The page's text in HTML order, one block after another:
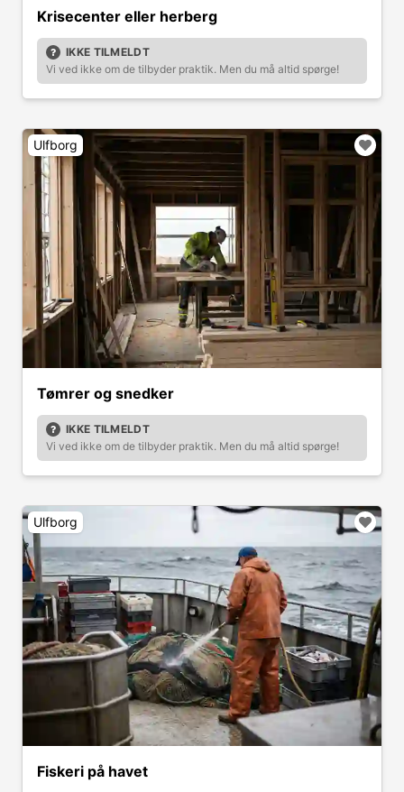
Krisecenter eller herberg
IKKE TILMELDT
Vi ved ikke om de tilbyder praktik. Men du må altid spørge!
Ulfborg
Tømrer og snedker
IKKE TILMELDT
Vi ved ikke om de tilbyder praktik. Men du må altid spørge!
Ulfborg
Fiskeri på havet